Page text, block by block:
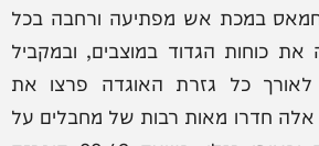
פתח חמאס במכת אש מפתיעה ורחבה בכל
כוחות הגדוד במוצבים, ובמקביל
לאורך כל גזרת האוגדה פרצו את
חדרו מאות רבות של מחבלים על